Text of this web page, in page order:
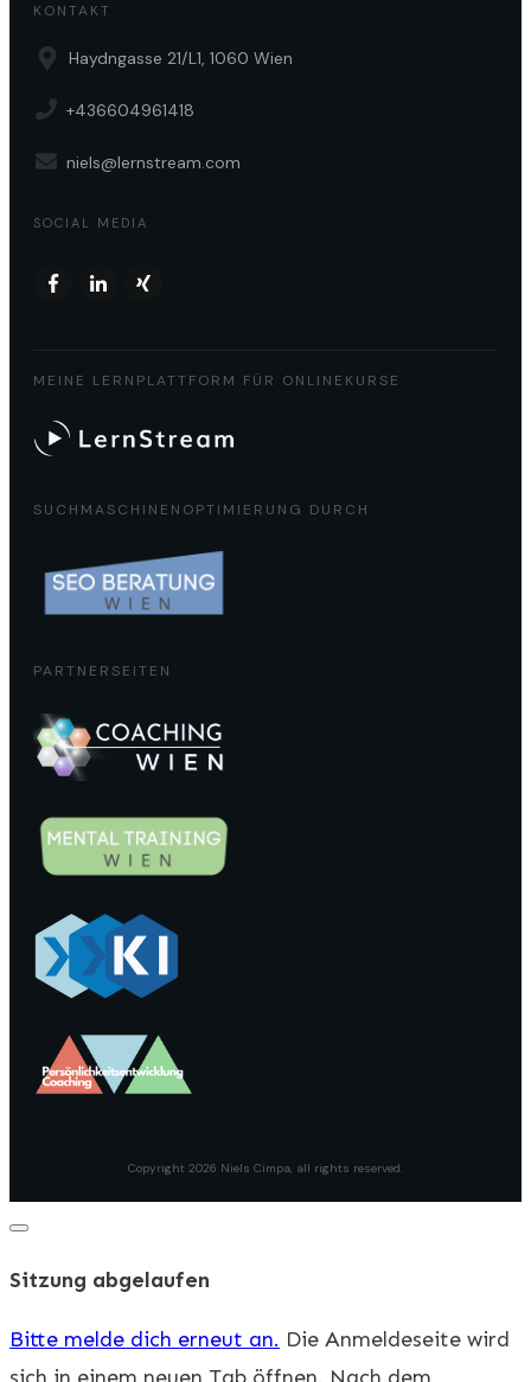
KONTAKT
Haydngasse 21/L1, 1060 Wien
+436604961418
niels@lernstream.com
SOCIAL MEDIA
MEINE LERNPLATTFORM FÜR ONLINEKURSE
SUCHMASCHINENOPTIMIERUNG DURCH
PARTNERSEITEN
Copyright 2026 Niels Cimpa, all rights reserved.
Dialog
Sitzung abgelaufen
Bitte melde dich erneut an. Die Anmeldeseite wird